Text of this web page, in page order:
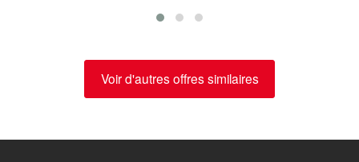
Voir d'autres offres similaires